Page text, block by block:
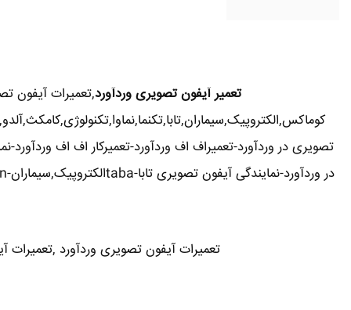
تعمیر آیفون تصویری وردآورد,تعمیرات آیفون
تصویری در وردآورد-تعمیراف اف وردآورد-تعمیرکار اف اف
در وردآورد-نمایندگی آیفون تصویری تابا-tabaالکتروپیک,سیماران-simaran-کوماکس commax-کامکس camax-سوزوکی suzuki-آلدو ALDO در وردآورد-تعمیرات آیفون تصویری خیابان و محله وردآورد
تعمیرات آیفون تصویری وردآورد ,تعمیرات